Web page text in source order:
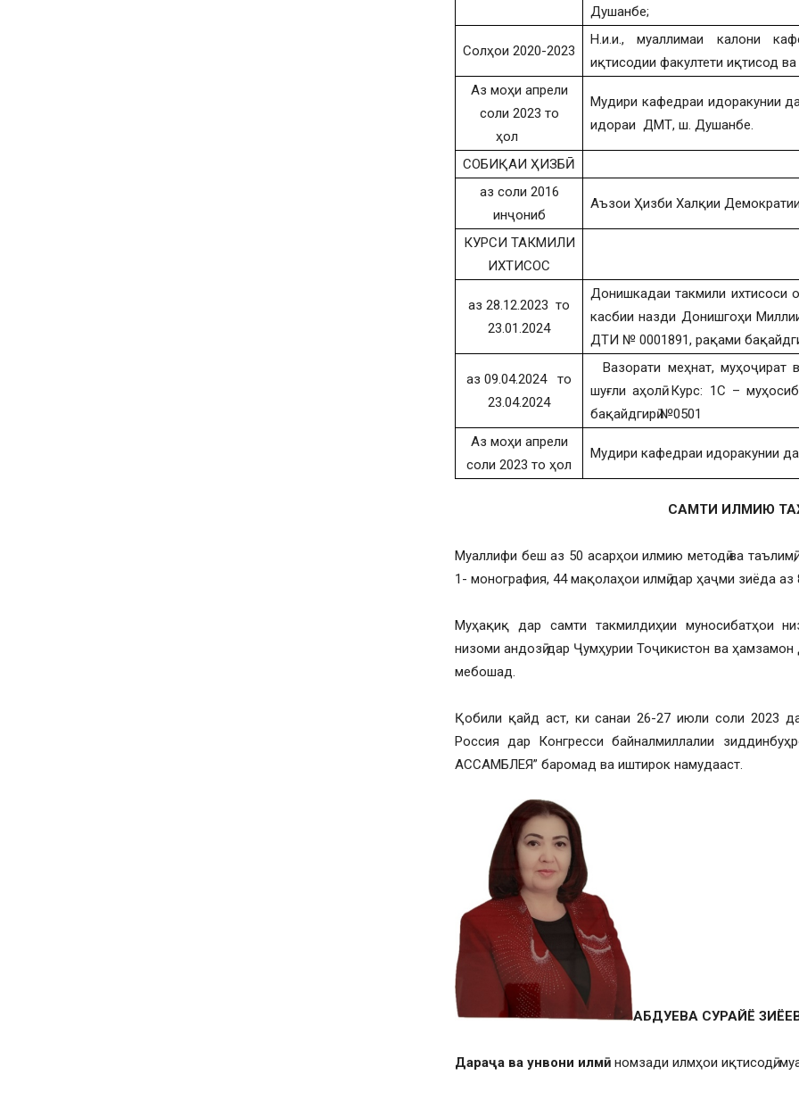
Душанбе;
Солҳои 2020-2023
Н.и.и., муаллимаи калони
иқтисодии факултети иқтисод
Аз моҳи апрели
соли 2023 то
ҳол
Мудири кафедраи идоракунии
идораи ДМТ, ш. Душанбе.
СОБИҚАИ ҲИЗБӢ
аз соли 2016
инҷониб
Аъзои Ҳизби Халқии
КУРСИ ТАКМИЛИ
ИХТИСОС
аз 28.12.2023 то
23.01.2024
Донишкадаи такмили ихтисоси
касбии назди Донишгоҳи
ДТИ № 0001891, рақами
аз 09.04.2024 то
23.04.2024
Вазорати меҳнат, муҳоҷират
шуғли аҳолӣ. Курс: 1С –
бақайдгирӣ №0501
Аз моҳи апрели
соли 2023 то ҳол
Мудири кафедраи идоракунии
САМТИ ИЛМИЮ
Муаллифи беш аз 50 асарҳои илмию методӣ ва
1- монография, 44 мақолаҳои илмӣ дар ҳаҷми зиёда аз
Муҳақиқ дар самти такмилдиҳии муносибатҳои
низоми андозӣ дар Ҷумҳурии Тоҷикистон ва
мебошад.
Қобили қайд аст, ки санаи 26-27 июли соли 2023
Россия дар Конгресси байналмиллалии
АССАМБЛЕЯ” баромад ва иштирок намудааст.
АБДУЕВА СУРАЙЁ
Дараҷа ва унвони илмӣ: номзади илмҳои иқтисодӣ,